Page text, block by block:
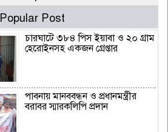
Popular Post
চারঘাটে ৩৮৪ পিস ইয়াবা ও ২০ গ্রাম
হেরোইনসহ একজন গ্রেপ্তার
পাবনায় মানববন্ধন ও প্রধানমন্ত্রীর
বরাবর স্মারকলিপি প্রদান